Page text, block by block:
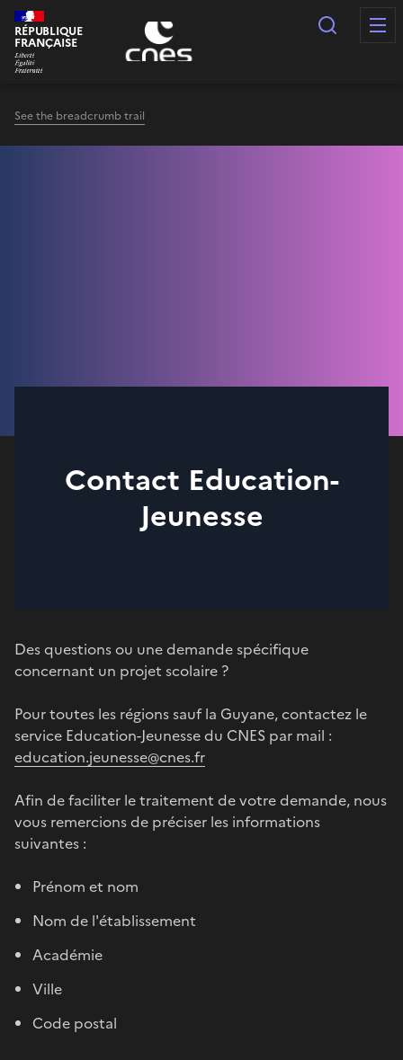
Cookies management panel
RÉPUBLIQUE
FRANÇAISE
Search
See the breadcrumb trail
Contact Education-
Jeunesse
Des questions ou une demande spécifique
concernant un projet scolaire ?
Pour toutes les régions sauf la Guyane, contactez le
service Education-Jeunesse du CNES par mail :
education.jeunesse@cnes.fr
Afin de faciliter le traitement de votre demande, nous
vous remercions de préciser les informations
suivantes :
Prénom et nom
Nom de l'établissement
Académie
Ville
Code postal